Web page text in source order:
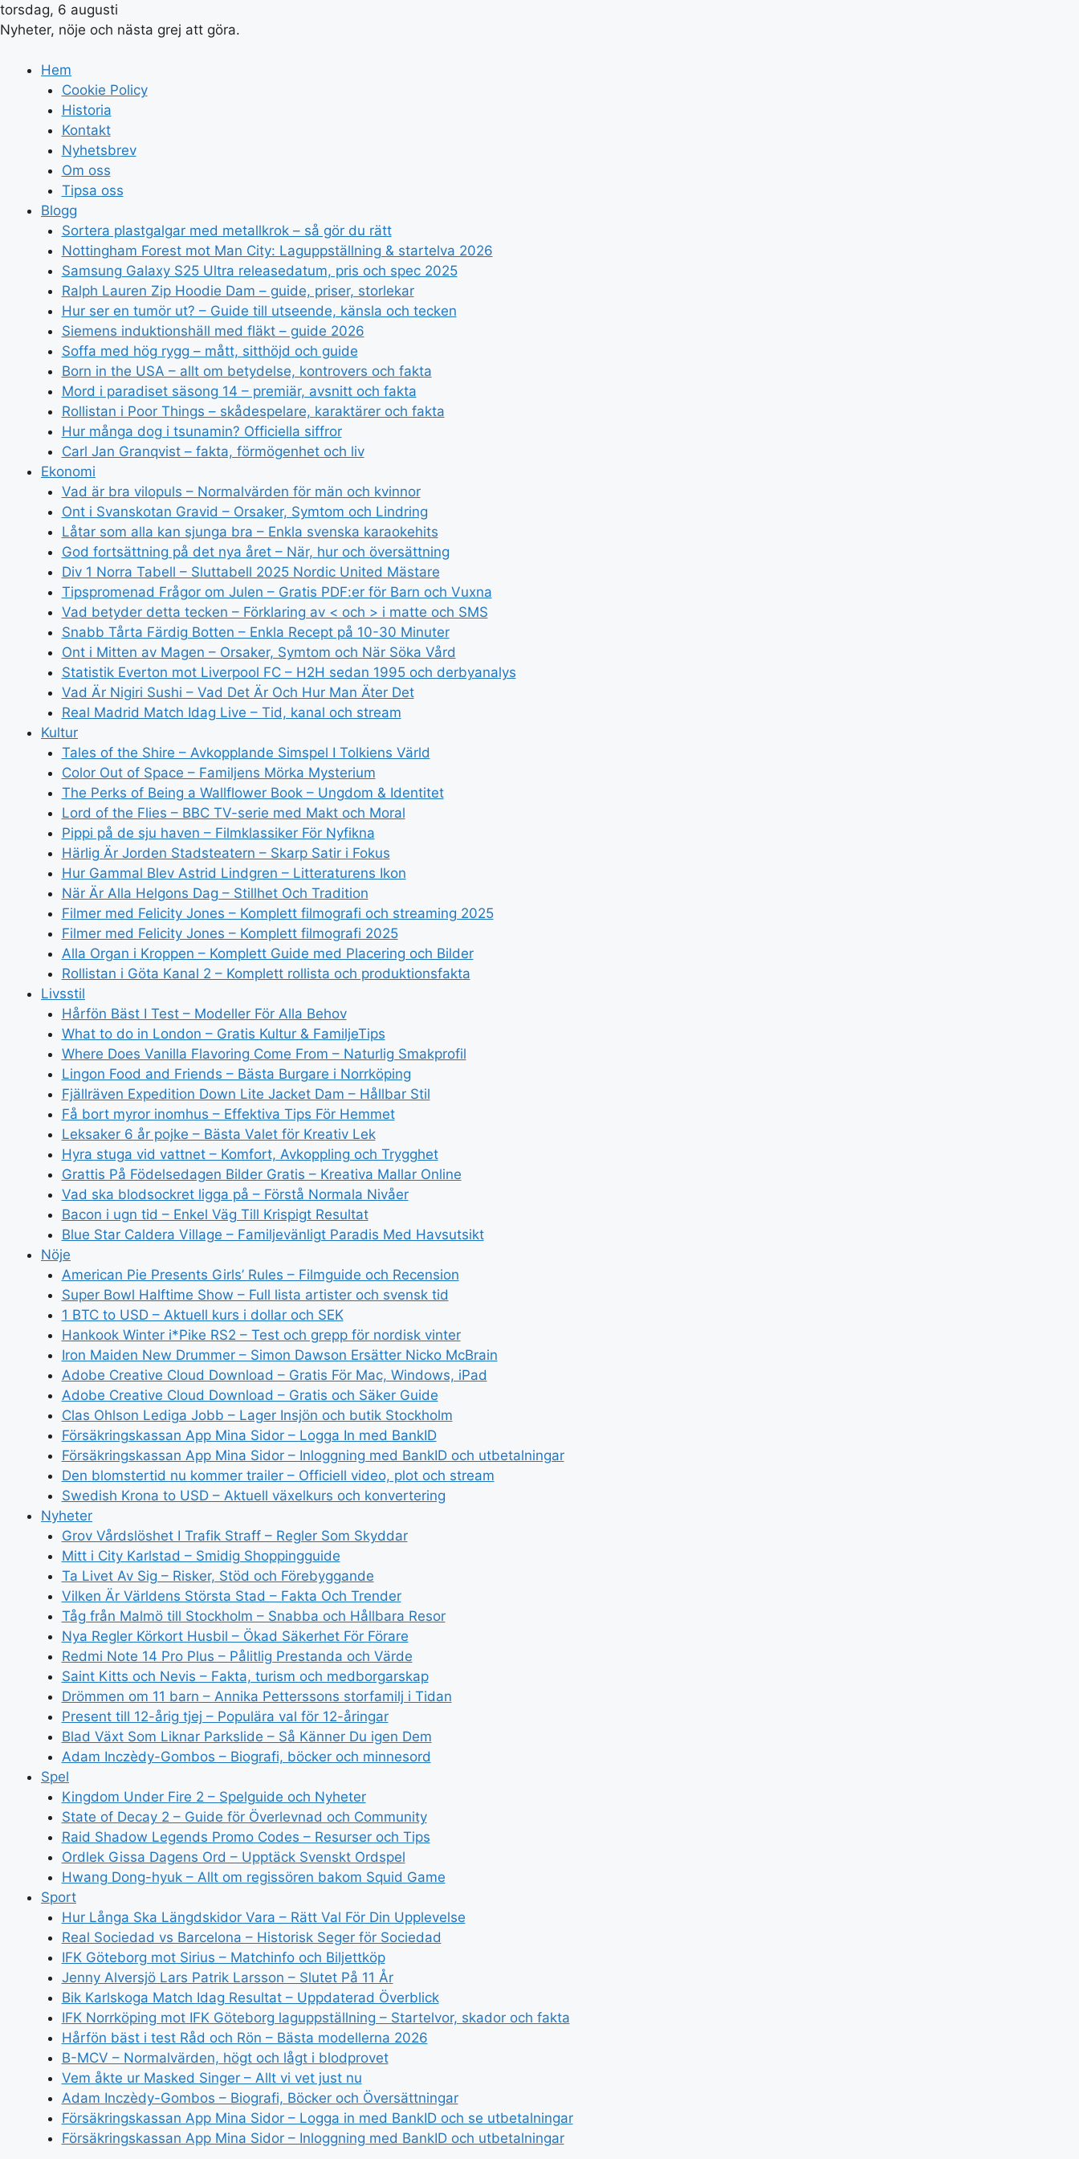
torsdag, 6 augusti
Nyheter, nöje och nästa grej att göra.
Hem
Cookie Policy
Historia
Kontakt
Nyhetsbrev
Om oss
Tipsa oss
Blogg
Sortera plastgalgar med metallkrok – så gör du rätt
Nottingham Forest mot Man City: Laguppställning & startelva 2026
Samsung Galaxy S25 Ultra releasedatum, pris och spec 2025
Ralph Lauren Zip Hoodie Dam – guide, priser, storlekar
Hur ser en tumör ut? – Guide till utseende, känsla och tecken
Siemens induktionshäll med fläkt – guide 2026
Soffa med hög rygg – mått, sitthöjd och guide
Born in the USA – allt om betydelse, kontrovers och fakta
Mord i paradiset säsong 14 – premiär, avsnitt och fakta
Rollistan i Poor Things – skådespelare, karaktärer och fakta
Hur många dog i tsunamin? Officiella siffror
Carl Jan Granqvist – fakta, förmögenhet och liv
Ekonomi
Vad är bra vilopuls – Normalvärden för män och kvinnor
Ont i Svanskotan Gravid – Orsaker, Symtom och Lindring
Låtar som alla kan sjunga bra – Enkla svenska karaokehits
God fortsättning på det nya året – När, hur och översättning
Div 1 Norra Tabell – Sluttabell 2025 Nordic United Mästare
Tipspromenad Frågor om Julen – Gratis PDF:er för Barn och Vuxna
Vad betyder detta tecken – Förklaring av < och > i matte och SMS
Snabb Tårta Färdig Botten – Enkla Recept på 10-30 Minuter
Ont i Mitten av Magen – Orsaker, Symtom och När Söka Vård
Statistik Everton mot Liverpool FC – H2H sedan 1995 och derbyanalys
Vad Är Nigiri Sushi – Vad Det Är Och Hur Man Äter Det
Real Madrid Match Idag Live – Tid, kanal och stream
Kultur
Tales of the Shire – Avkopplande Simspel I Tolkiens Värld
Color Out of Space – Familjens Mörka Mysterium
The Perks of Being a Wallflower Book – Ungdom & Identitet
Lord of the Flies – BBC TV-serie med Makt och Moral
Pippi på de sju haven – Filmklassiker För Nyfikna
Härlig Är Jorden Stadsteatern – Skarp Satir i Fokus
Hur Gammal Blev Astrid Lindgren – Litteraturens Ikon
När Är Alla Helgons Dag – Stillhet Och Tradition
Filmer med Felicity Jones – Komplett filmografi och streaming 2025
Filmer med Felicity Jones – Komplett filmografi 2025
Alla Organ i Kroppen – Komplett Guide med Placering och Bilder
Rollistan i Göta Kanal 2 – Komplett rollista och produktionsfakta
Livsstil
Hårfön Bäst I Test – Modeller För Alla Behov
What to do in London – Gratis Kultur & FamiljeTips
Where Does Vanilla Flavoring Come From – Naturlig Smakprofil
Lingon Food and Friends – Bästa Burgare i Norrköping
Fjällräven Expedition Down Lite Jacket Dam – Hållbar Stil
Få bort myror inomhus – Effektiva Tips För Hemmet
Leksaker 6 år pojke – Bästa Valet för Kreativ Lek
Hyra stuga vid vattnet – Komfort, Avkoppling och Trygghet
Grattis På Födelsedagen Bilder Gratis – Kreativa Mallar Online
Vad ska blodsockret ligga på – Förstå Normala Nivåer
Bacon i ugn tid – Enkel Väg Till Krispigt Resultat
Blue Star Caldera Village – Familjevänligt Paradis Med Havsutsikt
Nöje
American Pie Presents Girls’ Rules – Filmguide och Recension
Super Bowl Halftime Show – Full lista artister och svensk tid
1 BTC to USD – Aktuell kurs i dollar och SEK
Hankook Winter i*Pike RS2 – Test och grepp för nordisk vinter
Iron Maiden New Drummer – Simon Dawson Ersätter Nicko McBrain
Adobe Creative Cloud Download – Gratis För Mac, Windows, iPad
Adobe Creative Cloud Download – Gratis och Säker Guide
Clas Ohlson Lediga Jobb – Lager Insjön och butik Stockholm
Försäkringskassan App Mina Sidor – Logga In med BankID
Försäkringskassan App Mina Sidor – Inloggning med BankID och utbetalningar
Den blomstertid nu kommer trailer – Officiell video, plot och stream
Swedish Krona to USD – Aktuell växelkurs och konvertering
Nyheter
Grov Vårdslöshet I Trafik Straff – Regler Som Skyddar
Mitt i City Karlstad – Smidig Shoppingguide
Ta Livet Av Sig – Risker, Stöd och Förebyggande
Vilken Är Världens Största Stad – Fakta Och Trender
Tåg från Malmö till Stockholm – Snabba och Hållbara Resor
Nya Regler Körkort Husbil – Ökad Säkerhet För Förare
Redmi Note 14 Pro Plus – Pålitlig Prestanda och Värde
Saint Kitts och Nevis – Fakta, turism och medborgarskap
Drömmen om 11 barn – Annika Petterssons storfamilj i Tidan
Present till 12-årig tjej – Populära val för 12-åringar
Blad Växt Som Liknar Parkslide – Så Känner Du igen Dem
Adam Inczèdy-Gombos – Biografi, böcker och minnesord
Spel
Kingdom Under Fire 2 – Spelguide och Nyheter
State of Decay 2 – Guide för Överlevnad och Community
Raid Shadow Legends Promo Codes – Resurser och Tips
Ordlek Gissa Dagens Ord – Upptäck Svenskt Ordspel
Hwang Dong-hyuk – Allt om regissören bakom Squid Game
Sport
Hur Långa Ska Längdskidor Vara – Rätt Val För Din Upplevelse
Real Sociedad vs Barcelona – Historisk Seger för Sociedad
IFK Göteborg mot Sirius – Matchinfo och Biljettköp
Jenny Alversjö Lars Patrik Larsson – Slutet På 11 År
Bik Karlskoga Match Idag Resultat – Uppdaterad Överblick
IFK Norrköping mot IFK Göteborg laguppställning – Startelvor, skador och fakta
Hårfön bäst i test Råd och Rön – Bästa modellerna 2026
B-MCV – Normalvärden, högt och lågt i blodprovet
Vem åkte ur Masked Singer – Allt vi vet just nu
Adam Inczèdy-Gombos – Biografi, Böcker och Översättningar
Försäkringskassan App Mina Sidor – Logga in med BankID och se utbetalningar
Försäkringskassan App Mina Sidor – Inloggning med BankID och utbetalningar